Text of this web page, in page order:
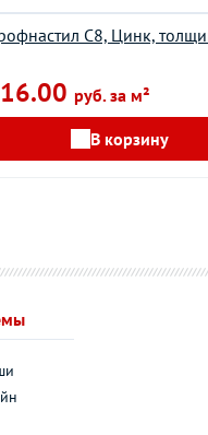
С8, Цинк,
руб. за м²
В корзину